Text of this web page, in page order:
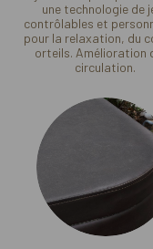
une technologie de
contrôlables et
pour la relaxation, du
orteils. Amélioration
circulation.